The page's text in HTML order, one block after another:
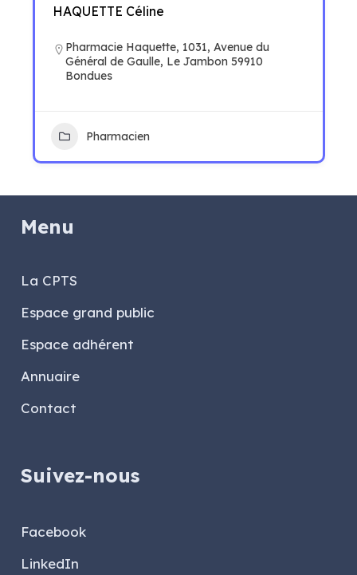
HAQUETTE Céline
Pharmacie Haquette, 1031, Avenue du
Général de Gaulle, Le Jambon 59910
Bondues
Pharmacien
Menu
La CPTS
Espace grand public
Espace adhérent
Annuaire
Contact
Suivez-nous
Facebook
LinkedIn